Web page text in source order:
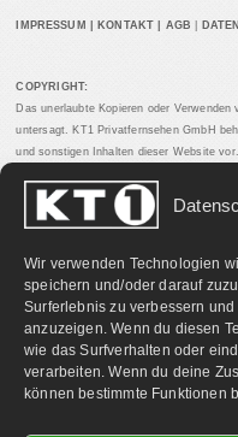
Wir verwenden Technologien
speichern und/oder darauf
Surferlebnis zu verbessern
anzuzeigen. Wenn du diesen
wie das Surfverhalten oder
verarbeiten. Wenn du deine
können bestimmte Funktionen
IMPRESSUM KONTAKT AGB
COPYRIGHT:
Das unerlaubte Kopieren oder
untersagt. KT1 Privatfernsehen GmbH
und sonstigen Inhalten dieser Website vor.
PARTNERLINKS: